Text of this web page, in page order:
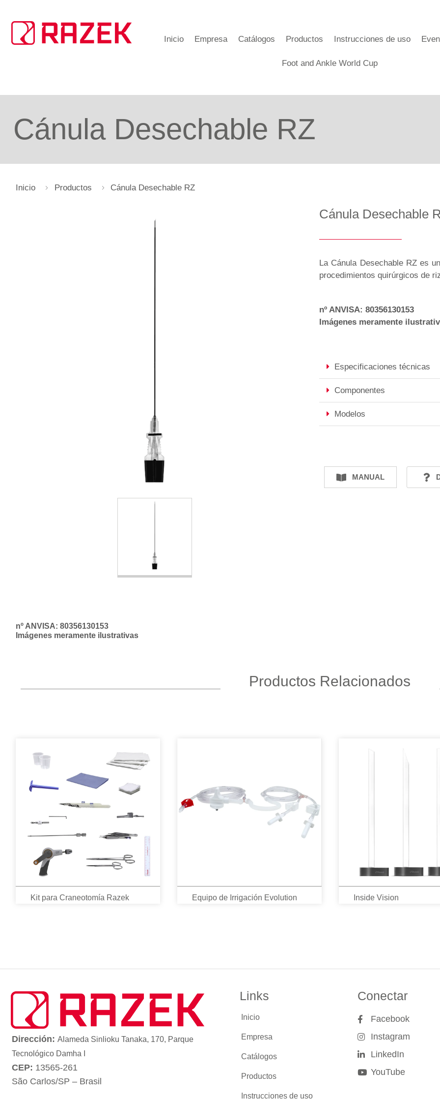
Inicio Empresa Catálogos Productos Instrucciones de uso
Foot and Ankle World Cup
Cánula Desechable RZ
Inicio Productos Cánula Desechable RZ
nº ANVISA: 80356130153
Imágenes meramente ilustrativas
Cánula Desechable
La Cánula Desechable RZ es
procedimientos quirúrgicos de
nº ANVISA: 80356130153
Imágenes meramente
Especificaciones técnicas
Componentes
Modelos
MANUAL
Productos Relacionados
Kit para Craneotomía Razek Equipo de Irrigación Evolution Inside Vision
Dirección: Alameda Sinlioku Tanaka, 170, Parque
Tecnológico Damha I
CEP: 13565-261
São Carlos/SP – Brasil
Links
Inicio
Empresa
Catálogos
Productos
Instrucciones de uso
Conectar
Facebook
Instagram
LinkedIn
YouTube